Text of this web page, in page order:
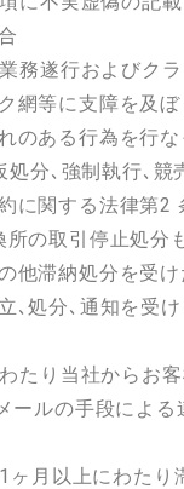
務遂行およびク
網等に支障を及
のある行為を行
処分､強制執行､競
に関する法律第2
所の取引停止処分
他滞納処分を受
､処分､通知を受
たり当社からお客
ールの手段による
ヶ月以上にわたり